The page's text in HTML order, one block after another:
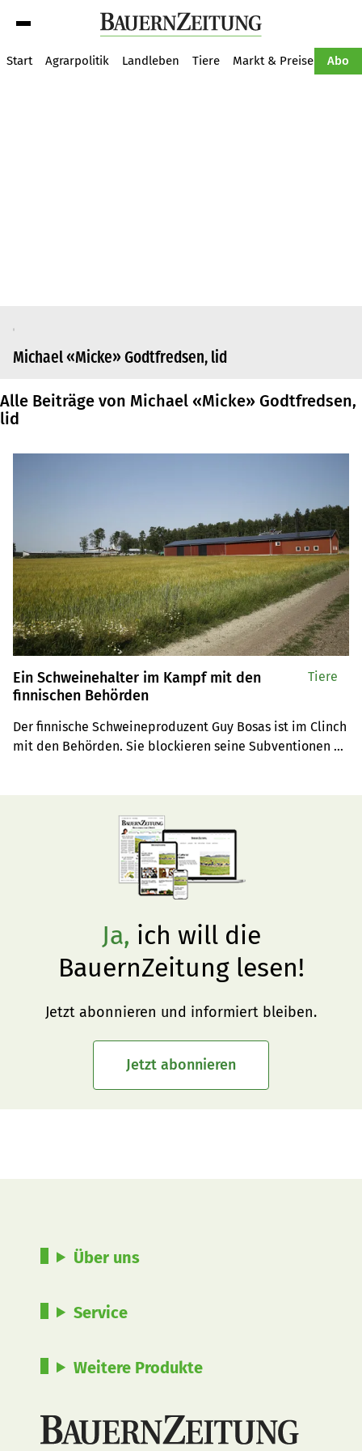
Start Agrarpolitik Landleben Tiere Markt & Preise Abo
Michael «Micke» Godtfredsen, lid
Alle Beiträge von Michael «Micke» Godtfredsen,
lid
Ein Schweinehalter im Kampf mit den
finnischen Behörden
Der finnische Schweineproduzent Guy Bosas ist im Clinch
mit den Behörden. Sie blockieren seine Subventionen
Tiere
Ja, ich will die
BauernZeitung lesen!
Jetzt abonnieren und informiert bleiben.
Jetzt abonnieren
Über uns
Service
Weitere Produkte